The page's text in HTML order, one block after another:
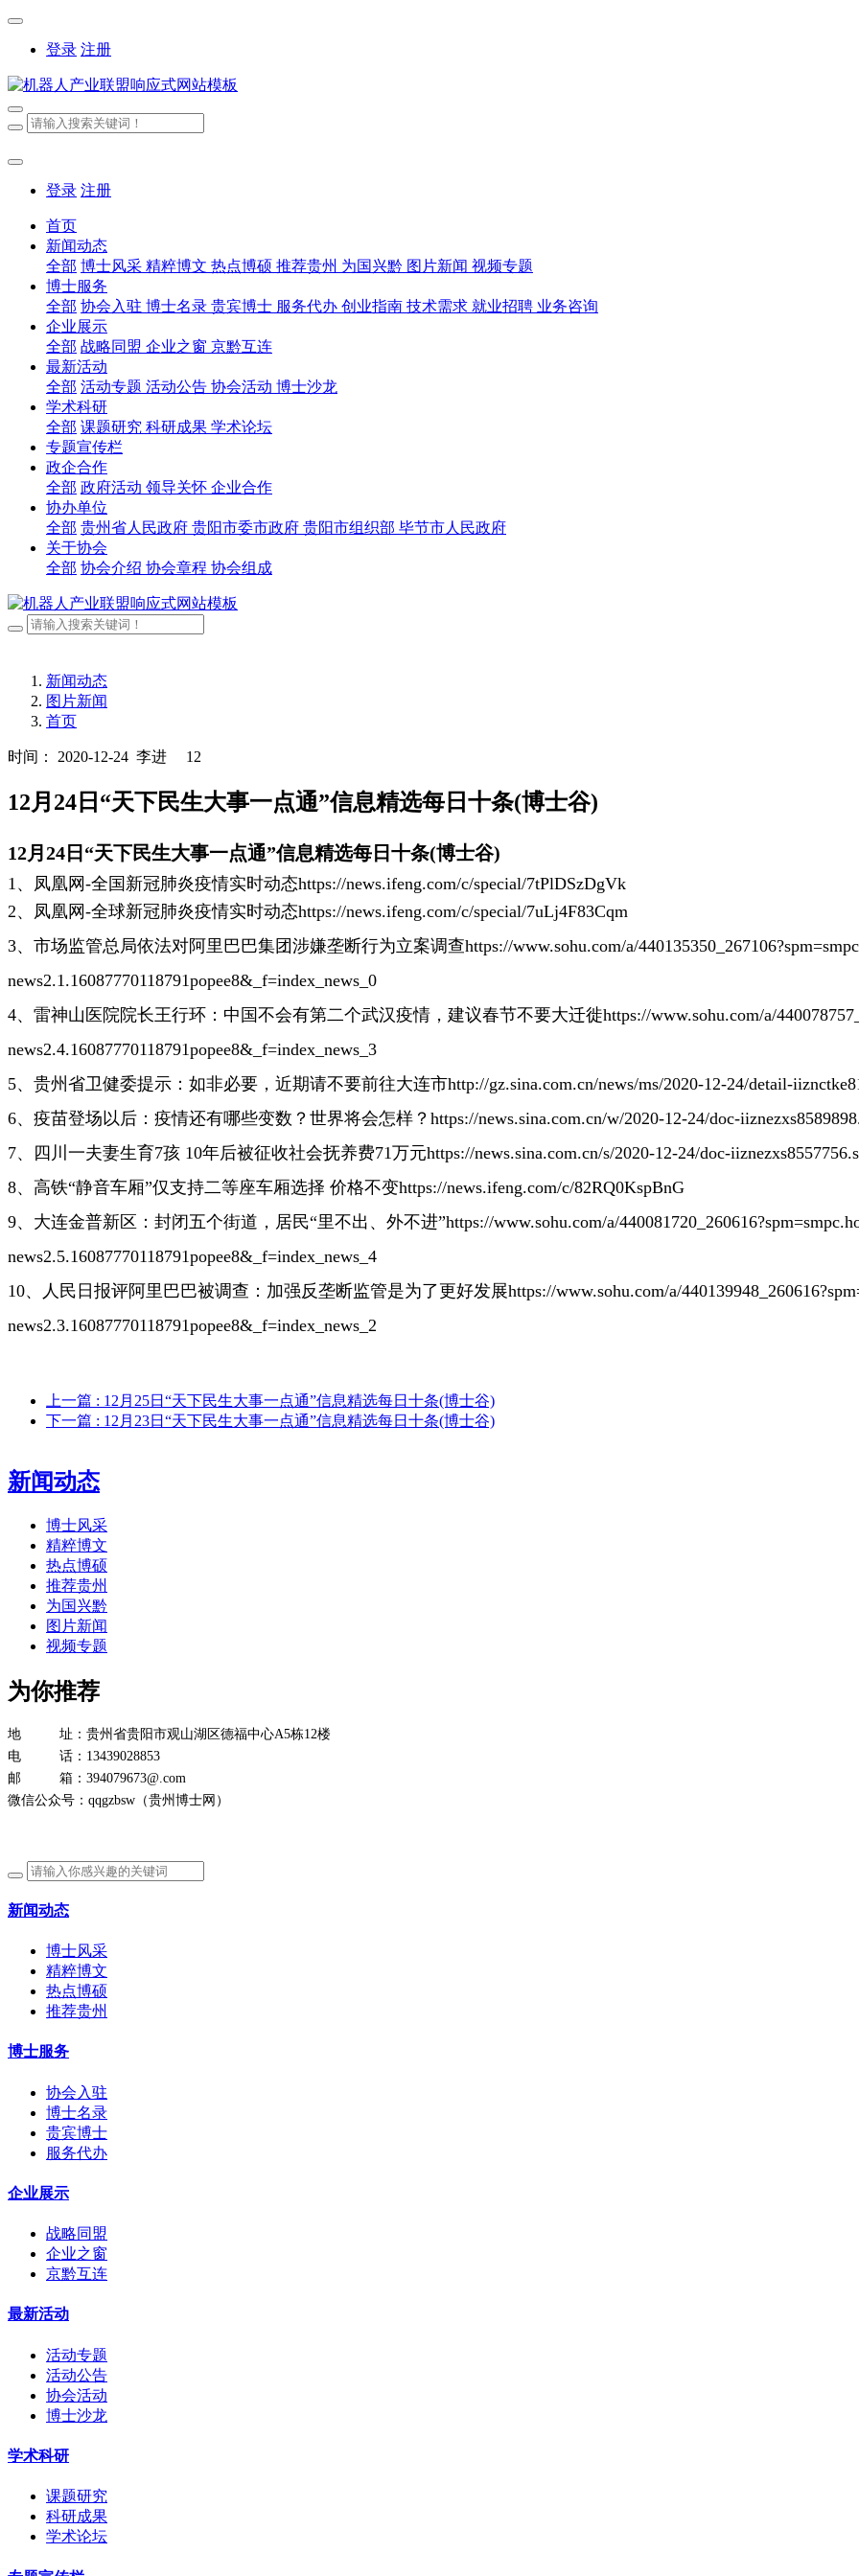
登录 注册
登录 注册
首页
新闻动态
全部 博士风采 精粹博文 热点博硕 推荐贵州 为国兴黔 图片新闻 视频专题
博士服务
全部 协会入驻 博士名录 贵宾博士 服务代办 创业指南 技术需求 就业招聘 业务咨询
企业展示
全部 战略同盟 企业之窗 京黔互连
最新活动
全部 活动专题 活动公告 协会活动 博士沙龙
学术科研
全部 课题研究 科研成果 学术论坛
专题宣传栏
政企合作
全部 政府活动 领导关怀 企业合作
协办单位
全部 贵州省人民政府 贵阳市委市政府 贵阳市组织部 毕节市人民政府
关于协会
全部 协会介绍 协会章程 协会组成
新闻动态
图片新闻
首页
时间： 2020-12-24 李进 12
12月24日“天下民生大事一点通”信息精选每日十条(博士谷)
12月24日“天下民生大事一点通”信息精选每日十条(博士谷)
1、凤凰网-全国新冠肺炎疫情实时动态https://news.ifeng.com/c/special/7tPlDSzDgVk
2、凤凰网-全球新冠肺炎疫情实时动态https://news.ifeng.com/c/special/7uLj4F83Cqm
3、市场监管总局依法对阿里巴巴集团涉嫌垄断行为立案调查https://www.sohu.com/a/
news2.1.16087770118791popee8&_f=index_news_0
4、雷神山医院院长王行环：中国不会有第二个武汉疫情，建议春节不要大迁徙https://www.sohu.com/a/
news2.4.16087770118791popee8&_f=index_news_3
5、贵州省卫健委提示：如非必要，近期请不要前往大连市http://gz.sina.com.cn/news/ms/2020-12-24/detail-
6、疫苗登场以后：疫情还有哪些变数？世界将会怎样？ https://news.sina.com.cn/w/2020-12-24/doc-
7、四川一夫妻生育7孩 10年后被征收社会抚养费71万元https://news.sina.com.cn/s/2020-12-24/doc-
8、高铁“静音车厢”仅支持二等座车厢选择 价格不变https://news.ifeng.com/c/82RQ0KspBnG
9、大连金普新区：封闭五个街道，居民“里不出、外不进”https://www.sohu.com/a/
news2.5.16087770118791popee8&_f=index_news_4
10、人民日报评阿里巴巴被调查：加强反垄断监管是为了更好发展https://www.sohu.com/a/
news2.3.16087770118791popee8&_f=index_news_2
上一篇 : 12月25日“天下民生大事一点通”信息精选每日十条(博士谷)
下一篇 : 12月23日“天下民生大事一点通”信息精选每日十条(博士谷)
新闻动态
博士风采
精粹博文
热点博硕
推荐贵州
为国兴黔
图片新闻
视频专题
为你推荐
地 址：贵州省贵阳市观山湖区德福中心A5栋12楼
电 话：13439028853
邮 箱：394079673@.com
微信公众号：qqgzbsw（贵州博士网）
新闻动态
博士风采
精粹博文
热点博硕
推荐贵州
博士服务
协会入驻
博士名录
贵宾博士
服务代办
企业展示
战略同盟
企业之窗
京黔互连
最新活动
活动专题
活动公告
协会活动
博士沙龙
学术科研
课题研究
科研成果
学术论坛